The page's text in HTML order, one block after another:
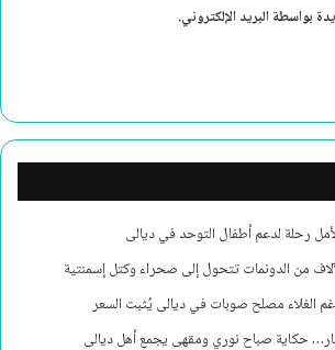
بواسطة البريد الإلكتروني.
رحلة لدعم أطفال التوحد في ديالى
من الدونمات تتحول إلى صحراء وكتل إسمنتية
الغلاء مصلح صوبات في ديالى يُثبت السعر